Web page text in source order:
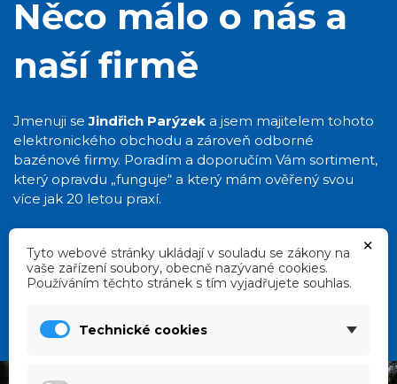
Něco málo o nás a
naší firmě
Jmenuji seJindřich Parýzek a jsem majitelem tohoto
elektronického obchodu a zároveň odborné
bazénové firmy. Poradím a doporučím Vám sortiment,
který opravdu „funguje“ a který mám ověřený svou
více jak 20 letou praxí.
Zobrazit bazény ×
Tyto webové stránky ukládají v souladu se zákony na
vaše zařízení soubory, obecně nazývané cookies.
Používáním těchto stránek s tím vyjadřujete souhlas.
Technické cookies